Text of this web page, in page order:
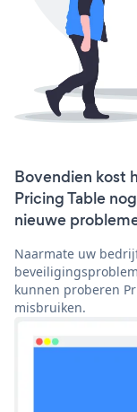
Bovendien kost
Pricing Table
nieuwe
Naarmate uw
kunnen proberen
misbruiken.